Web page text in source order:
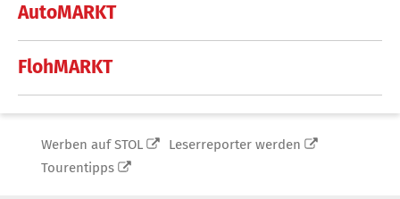
AutoMARKT
FlohMARKT
Werben auf STOL
Leserreporter werden
Tourentipps